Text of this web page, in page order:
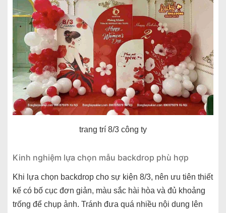
trang trí 8/3 công ty
Kinh nghiệm lựa chọn mẫu backdrop phù hợp
Khi lựa chọn backdrop cho sự kiện 8/3, nên ưu tiên thiết
kế có bố cục đơn giản, màu sắc hài hòa và đủ khoảng
trống để chụp ảnh. Tránh đưa quá nhiều nội dung lên